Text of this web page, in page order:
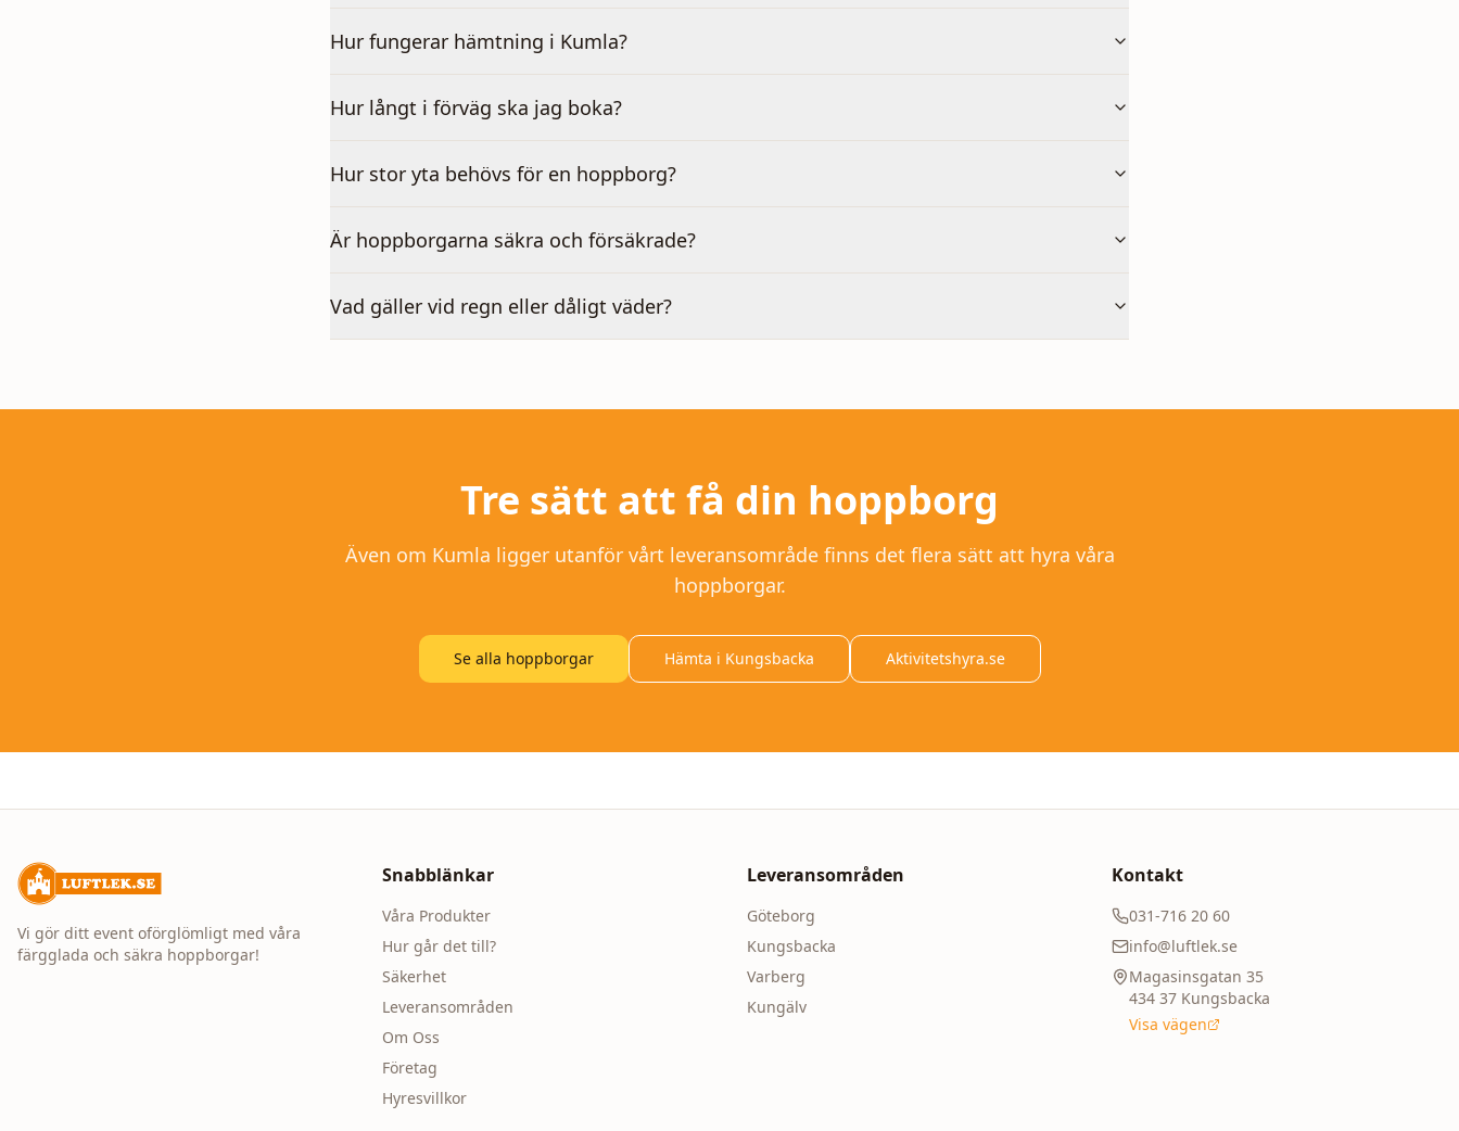
Hur fungerar hämtning i Kumla?
Hur långt i förväg ska jag boka?
Hur stor yta behövs för en hoppborg?
Är hoppborgarna säkra och försäkrade?
Vad gäller vid regn eller dåligt väder?
Tre sätt att få din hoppborg
Även om Kumla ligger utanför vårt leveransområde finns det flera sätt att hyra våra
hoppborgar.
Se alla hoppborgar Hämta i Kungsbacka Aktivitetshyra.se
Vi gör ditt event oförglömligt med våra
färgglada och säkra hoppborgar!
Snabblänkar
Våra Produkter
Hur går det till?
Säkerhet
Leveransområden
Om Oss
Företag
Hyresvillkor
Leveransområden
Göteborg
Kungsbacka
Varberg
Kungälv
Kontakt
031-716 20 60
info@luftlek.se
Magasinsgatan 35
434 37 Kungsbacka
Visa vägen